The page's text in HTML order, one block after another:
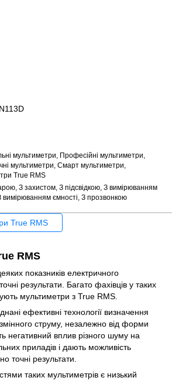
мультиметри, Професійні мультиметри,
мультиметри, Смарт мультиметри,
True RMS
З захистом, З підсвідкою, З вимірюванням
вимірюванням ємності, З прозвонкою
RMS
показників електричного
результати. Багато фахівців у таких
мультиметри з True RMS.
ефективні технології визначення
струму, незалежно від форми
негативний вплив різного шуму на
приладів і дають можливість
точні результати.
таких мультиметрів є низький
True RMS